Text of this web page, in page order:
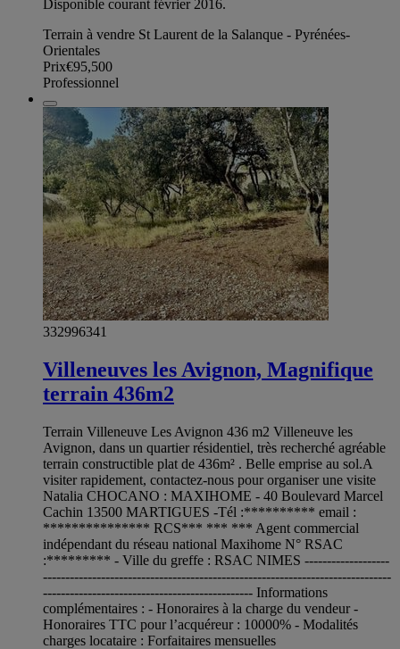
Disponible courant février 2016.
Terrain à vendre St Laurent de la Salanque - Pyrénées-
Orientales
Prix€95,500
Professionnel
332996341
Villeneuves les Avignon, Magnifique
terrain 436m2
Terrain Villeneuve Les Avignon 436 m2 Villeneuve les
Avignon, dans un quartier résidentiel, très recherché agréable
terrain constructible plat de 436m² . Belle emprise au sol.A
visiter rapidement, contactez-nous pour organiser une visite
Natalia CHOCANO : MAXIHOME - 40 Boulevard Marcel
Cachin 13500 MARTIGUES -Tél :********** email :
*************** RCS*** *** *** Agent commercial
indépendant du réseau national Maxihome N° RSAC
:********* - Ville du greffe : RSAC NIMES -------------------
------------------------------------------------------------------------------
----------------------------------------------- Informations
complémentaires : - Honoraires à la charge du vendeur -
Honoraires TTC pour l’acquéreur : 10000% - Modalités
charges locataire : Forfaitaires mensuelles